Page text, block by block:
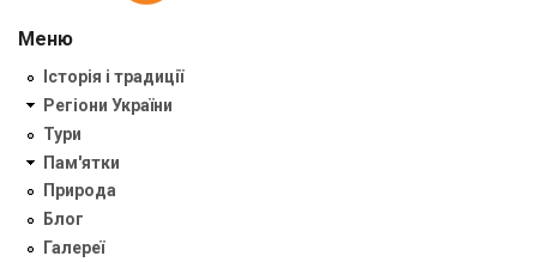
Меню
Історія і традиції
Регіони України
Тури
Пам'ятки
Природа
Блог
Галереї